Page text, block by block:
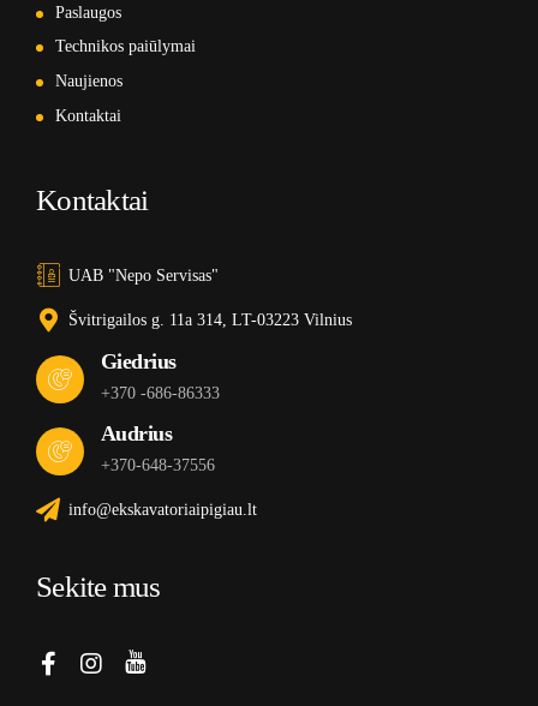
Paslaugos
Technikos paiūlymai
Naujienos
Kontaktai
Kontaktai
UAB "Nepo Servisas"
Švitrigailos g. 11a 314, LT-03223 Vilnius
Giedrius
+370 -686-86333
Audrius
+370-648-37556
info@ekskavatoriaipigiau.lt
Sekite mus